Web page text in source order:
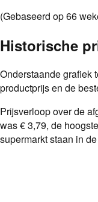
(Gebaseerd op66
Historische
Onderstaande grafiek
productprijs en de
Prijsverloop over de
was€ 3,79, de hoogste
supermarkt staan in